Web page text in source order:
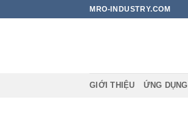
MRO-INDUSTRY.COM
GIỚI THIỆU ỨNG DỤNG